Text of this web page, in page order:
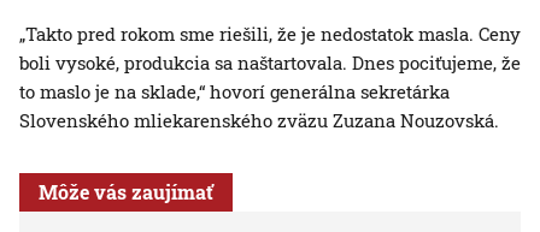
„Takto pred rokom sme riešili, že je nedostatok masla. Ceny
boli vysoké, produkcia sa naštartovala. Dnes pociťujeme, že
to maslo je na sklade,“ hovorí generálna sekretárka
Slovenského mliekarenského zväzu Zuzana Nouzovská.
Môže vás zaujímať